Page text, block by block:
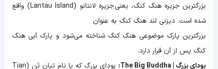
بزرگترین جزیره هنگ کنگ، یعنی جزیره لانتانو (Lantau Island‎) واقع
شده است. دیزنی لند هنگ کنگ به عنوان
بزرگترین پارک موضوعی هنگ کنگ شناخته می‌شود و پارک آبی هنگ
کنگ پس از آن قرار دارد.
بودای بزرگ | The Big Buddha:
بودای بزرگ که با نام تیان تَن (Tian